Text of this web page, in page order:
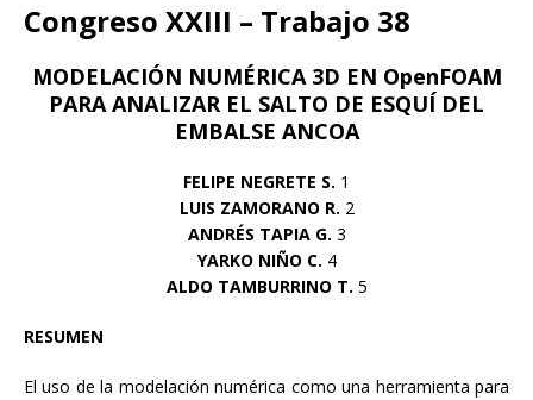
Congreso XXIII – Trabajo 38
MODELACIÓN NUMÉRICA 3D EN OpenFOAM
PARA ANALIZAR EL SALTO DE ESQUÍ DEL
EMBALSE ANCOA
FELIPE NEGRETE S. 1
LUIS ZAMORANO R. 2
ANDRÉS TAPIA G. 3
YARKO NIÑO C. 4
ALDO TAMBURRINO T. 5
RESUMEN
El uso de la modelación numérica como una herramienta para